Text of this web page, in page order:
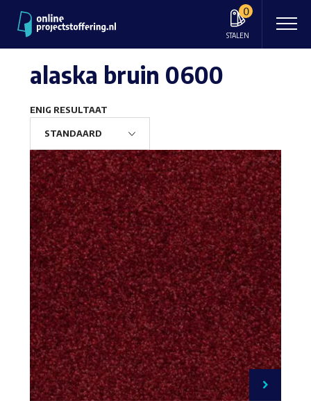
0
STALEN
alaska bruin 0600
ENIG RESULTAAT